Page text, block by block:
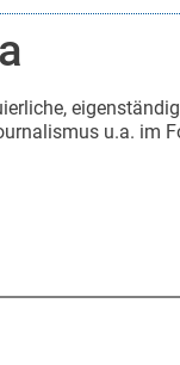
u.a. im